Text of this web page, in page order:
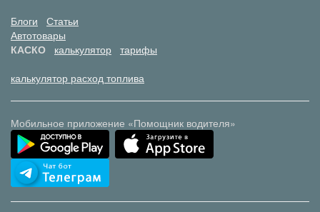
Блоги
Статьи
Автотовары
КАСКО
калькулятор тарифы
калькулятор расход топлива
Мобильное приложение «Помощник водителя»